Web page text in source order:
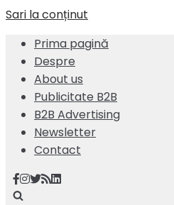
Sari la conținut
Prima pagină
Despre
About us
Publicitate B2B
B2B Advertising
Newsletter
Contact